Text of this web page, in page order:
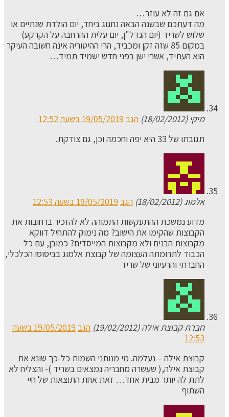
אם גם זה לא עוזר…
מה דעתכם שבשנה הבאה נחגוג ביחד, יום הולדת שנתיים או
שלוש לשריד (יום הנדל"ן, יום עלית ההרחבה על הקרקע)
במקום 85 שזה זקן ומכביד, הרי ההיטוריה אינה חשובה העיקר
הוא העתיד, אשרי ישן בפני חדש ישמיד תמיד…
מיקי (18/02/2012) הגב 19/05/2019 בשעה 12:52
תגובתו של 33 היא יפה וחכמה וכן, גם צודקת.
אלמוג (18/02/2012) הגב 19/05/2019 בשעה 12:53
מדוע נמשכת ההתעקשות התמוהה לא להזכיר ברחובות את
הקבוצות שהקימו את הישוב? מה נימוק להתחיל דווקא
מקבוצות הבנים ולא מקבוצות המייסדים? כמובן, עם כל
הכבוד לתרומתה העצומה של קבוצת אלמוג בביסוסו הכלכלי,
החברתי והרעיוני של שריד
חברת קבוצת אילה (19/02/2012) הגב
19/05/2019 בשעה
12:53
קבוצת אילה – נעלמה. מי מנותני השמות כל-כך שונא את
קבוצת אילה,( שעשרה מחבריה נמצאים בשריד )- והצליח לא
לתת לה יותר מבית אחד… זאת אחת התוצאות של חיי
השתוף